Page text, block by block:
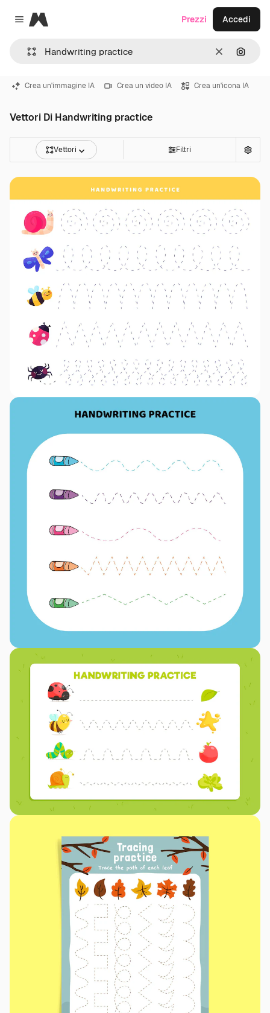
Close menu
Magnific
CancellaCerca
Prezzi Accedi
Crea un'immagine IA Crea un video IA Crea un'icona IA
Vettori Di Handwriting practice
Vettori Filtri